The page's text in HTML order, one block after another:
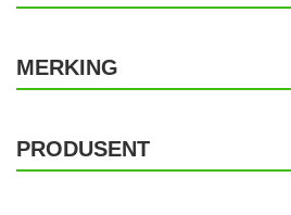
MERKING
PRODUSENT